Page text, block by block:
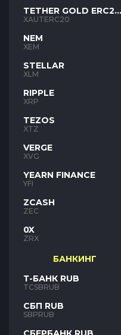
TETHER GOLD ERC20
XAUT
XAUTERC20
NEM
XEM
STELLAR
XLM
RIPPLE
XRP
TEZOS
XTZ
VERGE
XVG
YEARN FINANCE
YFI
ZCASH
ZEC
0X
ZRX
БАНКИНГ
Т-БАНК RUB
TCSBRUB
СБП RUB
SBPRUB